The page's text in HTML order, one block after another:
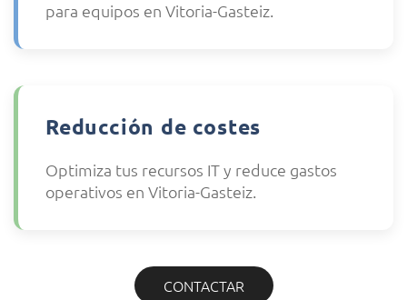
para equipos en Vitoria-Gasteiz.
Reducción de costes
Optimiza tus recursos IT y reduce gastos
operativos en Vitoria-Gasteiz.
CONTACTAR